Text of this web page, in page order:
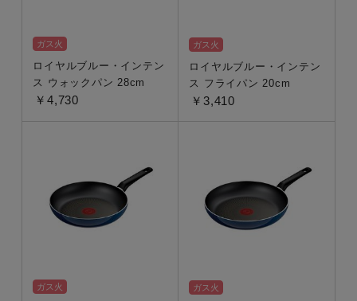
カラー
キーワード
ガス火
ロイヤルブルー・インテン
ス ウォックパン 28cm
￥4,730
ガス火
ロイヤルブルー・インテン
ス フライパン 20cm
￥3,410
ガス火 ガス火